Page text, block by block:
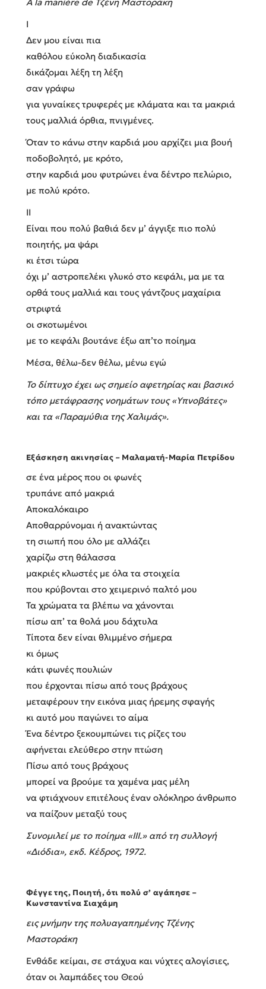
I
Δεν μου είναι πια
καθόλου εύκολη διαδικασία
δικάζομαι λέξη τη λέξη
σαν γράφω
για γυναίκες τρυφερές με κλάματα και τα μακριά
τους μαλλιά όρθια, πνιγμένες.
Όταν το κάνω στην καρδιά μου αρχίζει μια βουή
ποδοβολητό, με κρότο,
στην καρδιά μου φυτρώνει ένα δέντρο πελώριο,
με πολύ κρότο.
II
Είναι που πολύ βαθιά δεν μ’ άγγιξε πιο πολύ
ποιητής, μα ψάρι
κι έτσι τώρα
όχι μ’ αστροπελέκι γλυκό στο κεφάλι, μα με τα
ορθά τους μαλλιά και τους γάντζους μαχαίρια
στριφτά
οι σκοτωμένοι
με το κεφάλι βουτάνε έξω απ’το ποίημα
Μέσα, θέλω-δεν θέλω, μένω εγώ
Το δίπτυχο έχει ως σημείο αφετηρίας και βασικό
τόπο μετάφρασης νοημάτων τους «Υπνοβάτες»
και τα «Παραμύθια της Χαλιμάς».
Εξάσκηση ακινησίας –Μαλαματή-Μαρία Πετρίδου
σε ένα μέρος που οι φωνές
τρυπάνε από μακριά
Αποκαλόκαιρο
Αποθαρρύνομαι ή ανακτώντας
τη σιωπή που όλο με αλλάζει
χαρίζω στη θάλασσα
μακριές κλωστές με όλα τα στοιχεία
που κρύβονται στο χειμερινό παλτό μου
Τα χρώματα τα βλέπω να χάνονται
πίσω απ’ τα θολά μου δάχτυλα
Τίποτα δεν είναι θλιμμένο σήμερα
κι όμως
κάτι φωνές πουλιών
που έρχονται πίσω από τους βράχους
μεταφέρουν την εικόνα μιας ήρεμης σφαγής
κι αυτό μου παγώνει το αίμα
Ένα δέντρο ξεκουμπώνει τις ρίζες του
αφήνεται ελεύθερο στην πτώση
Πίσω από τους βράχους
μπορεί να βρούμε τα χαμένα μας μέλη
να φτιάχνουν επιτέλους έναν ολόκληρο άνθρωπο
να παίζουν μεταξύ τους
Συνομιλεί με το ποίημα «ΙΙΙ.» από τη συλλογή
«Διόδια», εκδ. Κέδρος, 1972.
Φέγγε της, Ποιητή, ότι πολύ σ’ αγάπησε –
Κωνσταντίνα Σιαχάμη
εις μνήμην της πολυαγαπημένης Τζένης
Μαστοράκη
Ενθάδε κείμαι, σε στάχυα και νύχτες αλογίσιες,
όταν οι λαμπάδες του Θεού